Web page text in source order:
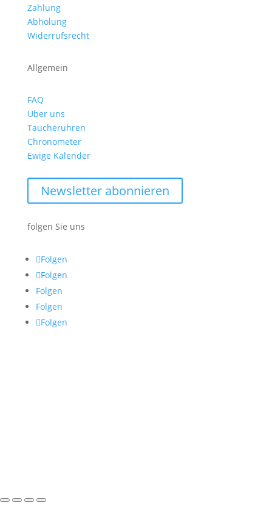
Zahlung
Abholung
Widerrufsrecht
Allgemein
FAQ
Über uns
Taucheruhren
Chronometer
Ewige Kalender
Newsletter abonnieren
folgen Sie uns
Folgen
Folgen
Folgen
Folgen
Folgen